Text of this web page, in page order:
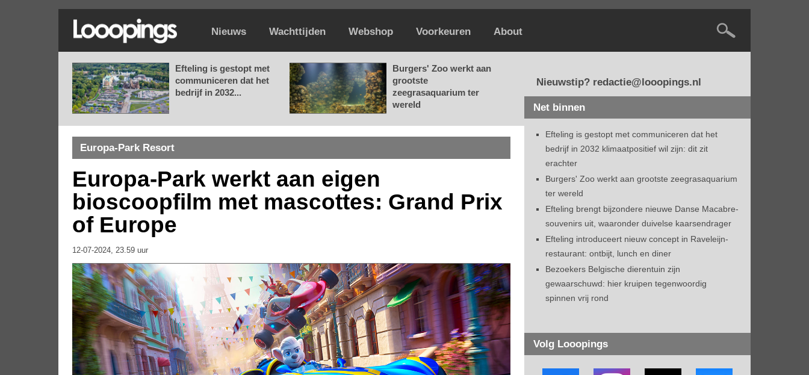
Nieuws Wachttijden Webshop Voorkeuren About
Efteling is gestopt met
communiceren dat het
bedrijf in 2032...
Burgers' Zoo werkt aan
grootste
zeegrasaquarium ter
wereld
Europa-Park Resort
Europa-Park werkt aan eigen
bioscoopfilm met mascottes: Grand Prix
of Europe
12-07-2024, 23.59 uur
Nieuwstip? redactie@looopings.nl
Net binnen
Efteling is gestopt met communiceren dat het
bedrijf in 2032 klimaatpositief wil zijn: dit zit
erachter
Burgers' Zoo werkt aan grootste zeegrasaquarium
ter wereld
Efteling brengt bijzondere nieuwe Danse Macabre-
souvenirs uit, waaronder duivelse kaarsendrager
Efteling introduceert nieuw concept in Raveleijn-
restaurant: ontbijt, lunch en diner
Bezoekers Belgische dierentuin zijn
gewaarschuwd: hier kruipen tegenwoordig
spinnen vrij rond
Volg Looopings